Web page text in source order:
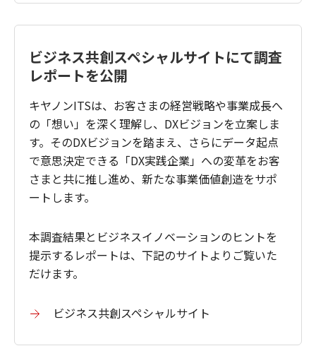
ビジネス共創スペシャルサイトにて調査
レポートを公開
キヤノンITSは、お客さまの経営戦略や事業成長へ
の「想い」を深く理解し、DXビジョンを立案しま
す。そのDXビジョンを踏まえ、さらにデータ起点
で意思決定できる「DX実践企業」への変革をお客
さまと共に推し進め、新たな事業価値創造をサポ
ートします。
本調査結果とビジネスイノベーションのヒントを
提示するレポートは、下記のサイトよりご覧いた
だけます。
ビジネス共創スペシャルサイト